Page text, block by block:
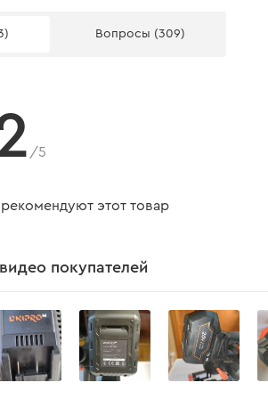
Dnipro-M FC-230
2 А/ч
Вопросы (309)
/5
этот товар
покупателей